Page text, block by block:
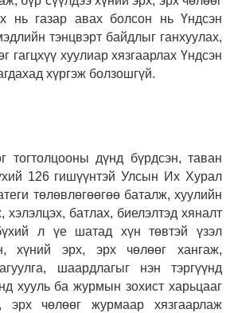
нь газар авах болсон нь Үндсэн
тэнцвэрт байдлыг ганхуулах,
гагцхүү хуулиар хязгаарлах Үндсэн
хүргэж болзошгүй.
тогтолцооны дүнд бүрдсэн, таван
126 гишүүнтэй Улсын Их Хурал
төлөвлөгөөгөө баталж, хуулийн
хэлэлцэх, батлах, биелэлтэд хяналт
л үе шатад хүн төвтэй үзэл
хүний эрх, эрх чөлөөг хангаж,
шаардлагыг нэн тэргүүнд
хууль ба журмын зохист харьцааг
эрх чөлөөг журмаар хязгаарлаж